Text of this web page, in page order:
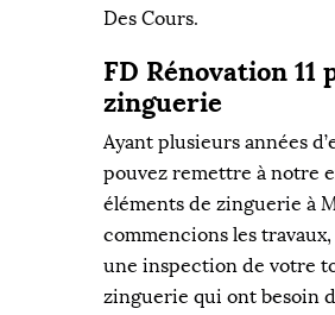
Des Cours.
FD Rénovation
zinguerie
Ayant plusieurs années
pouvez remettre à notre
éléments de zinguerie à
commencions les
une inspection de votre
zinguerie qui ont besoin